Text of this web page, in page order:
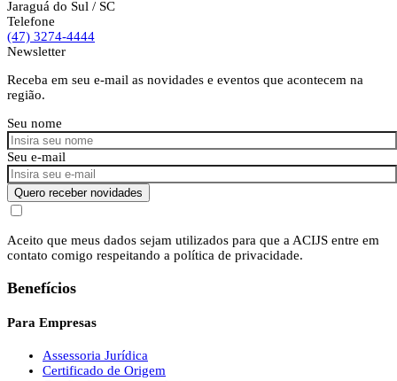
Jaraguá do Sul / SC
Telefone
(47) 3274-4444
Newsletter
Receba em seu e-mail as novidades e eventos que acontecem na
região.
Seu nome
Seu e-mail
Quero receber novidades
Aceito que meus dados sejam utilizados para que a ACIJS entre em
contato comigo respeitando a política de privacidade.
Benefícios
Para Empresas
Assessoria Jurídica
Certificado de Origem